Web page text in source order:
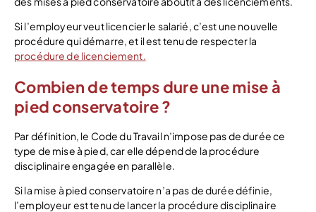
Si l’employeur veut licencier le salarié, c’est une nouvelle
procédure qui démarre, et il est tenu de respecter la
procédure de licenciement.
Combien de temps dure une mise à
pied conservatoire ?
Par définition, le Code du Travail n’impose pas de durée ce
type de mise à pied, car elle dépend de la procédure
disciplinaire engagée en parallèle.
Si la mise à pied conservatoire n’a pas de durée définie,
l’employeur est tenu de lancer la procédure disciplinaire